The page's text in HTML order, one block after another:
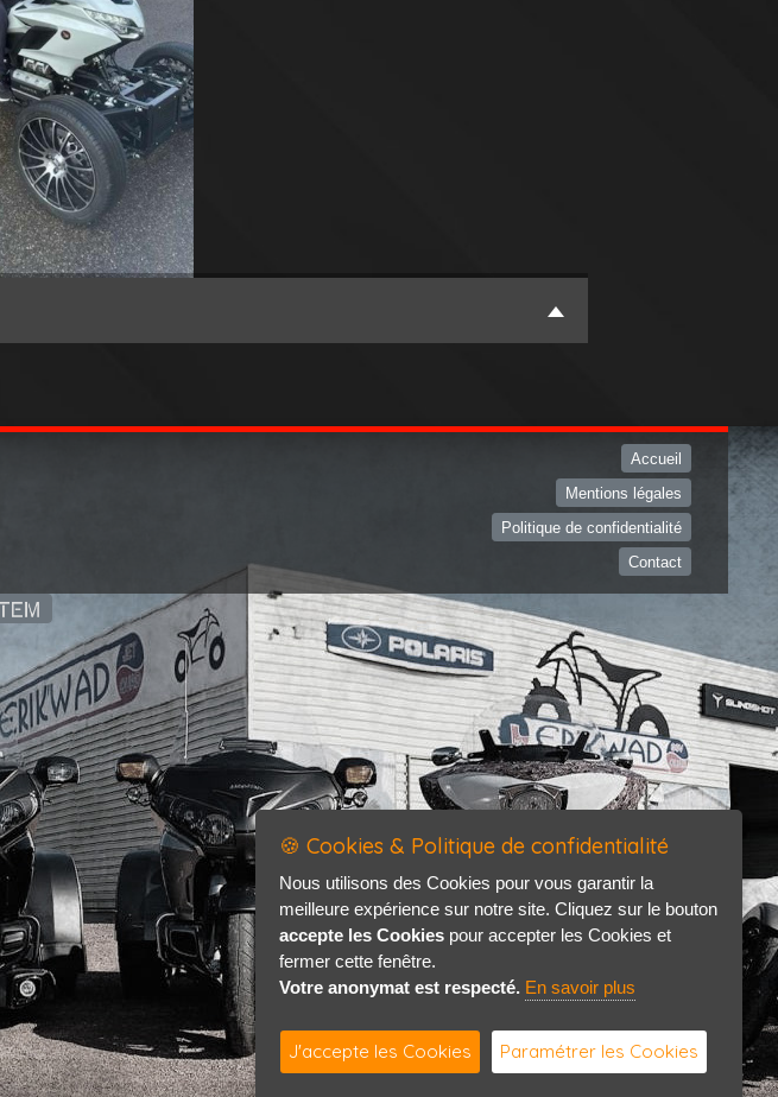
Accueil
Mentions légales
Politique de confidentialité
Contact
🍪 Cookies & Politique de confidentialité
Nous utilisons des Cookies pour vous garantir la
meilleure expérience sur notre site. Cliquez sur le bouton
accepte les Cookies pour accepter les Cookies et
fermer cette fenêtre.
Votre anonymat est respecté. En savoir plus
J'accepte les Cookies Paramétrer les Cookies